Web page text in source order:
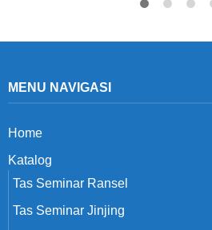
MENU NAVIGASI
Home
Katalog
Tas Seminar Ransel
Tas Seminar Jinjing